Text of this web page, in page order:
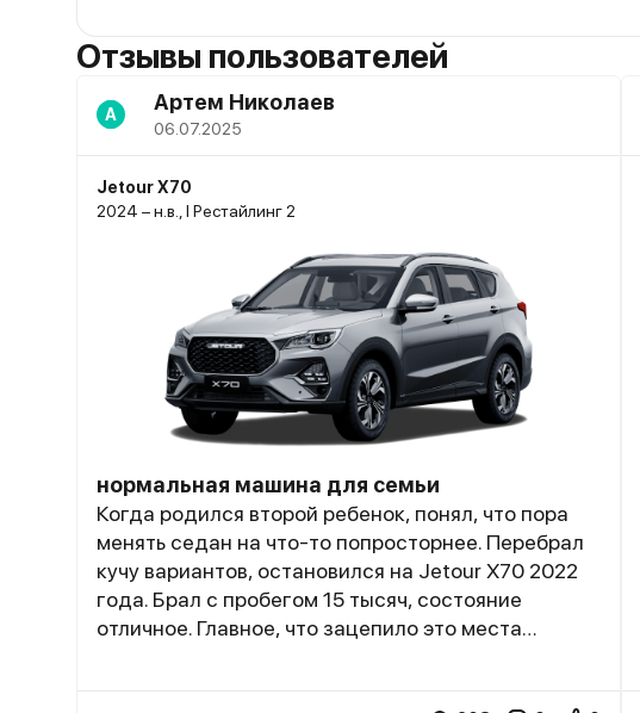
Отзывы пользователей
А Артем Николаев
06.07.2025
Jetour X70
2024 – н.в., I Рестайлинг 2
нормальная машина для семьи
Когда родился второй ребенок, понял, что пора
менять седан на что-то попросторнее. Перебрал
кучу вариантов, остановился на Jetour X70 2022
года. Брал с пробегом 15 тысяч, состояние
отличное. Главное, что зацепило это места